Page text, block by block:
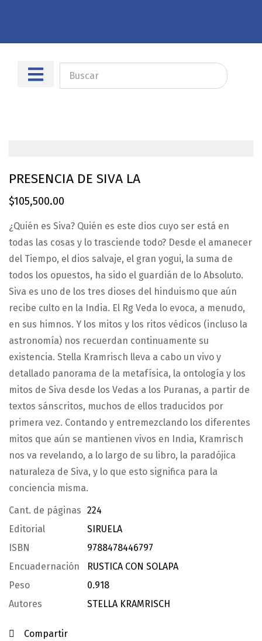
PRESENCIA DE SIVA LA
$105,500.00
¿Quién es Siva? Quién es este dios cuyo ser está en
todas las cosas y lo trasciende todo? Desde el amanecer
del Tiempo, el dios salvaje, el gran yogui, la suma de
todos los opuestos, ha sido el guardián de lo Absoluto.
Siva es uno de los tres dioses del hinduismo que aún
recibe culto en la India. El Rg Veda lo evoca, a menudo,
en sus himnos. Y los mitos y los ritos védicos (incluso la
astronomía) nos recuerdan continuamente su
existencia. Stella Kramrisch lleva a cabo un vivo y
detallado panorama de la metafísica, la ontología y los
mitos de Siva desde los Vedas a los Puranas, a partir de
textos sánscritos, muchos de ellos traducidos por
primera vez. Contando y entremezclando los diferentes
mitos que aún se mantienen vivos en India, Kramrisch
nos va revelando, a lo largo de su libro, la paradójica
naturaleza de Siva, y lo que esto significa para la
conciencia misma.
Cant. de páginas 224
Editorial
SIRUELA
ISBN
9788478446797
Encuadernación
RUSTICA CON SOLAPA
Peso
0.918
Autores
STELLA KRAMRISCH
Compartir